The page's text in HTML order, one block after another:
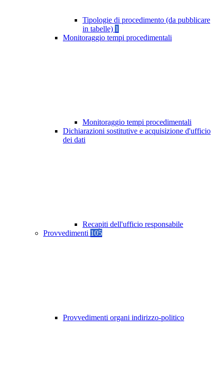
Tipologie di procedimento (da pubblicare
in tabelle) 1
Monitoraggio tempi procedimentali
Monitoraggio tempi procedimentali
Dichiarazioni sostitutive e acquisizione d'ufficio
dei dati
Recapiti dell'ufficio responsabile
Provvedimenti 105
Provvedimenti organi indirizzo-politico